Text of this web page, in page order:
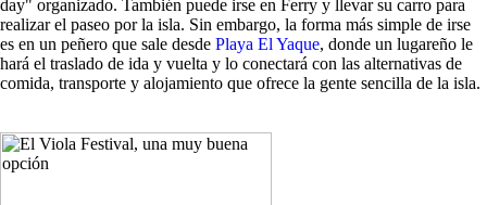
day" organizado. También puede irse en Ferry y llevar su carro para
realizar el paseo por la isla. Sin embargo, la forma más simple de irse
es en un peñero que sale desde Playa El Yaque, donde un lugareño le
hará el traslado de ida y vuelta y lo conectará con las alternativas de
comida, transporte y alojamiento que ofrece la gente sencilla de la isla.